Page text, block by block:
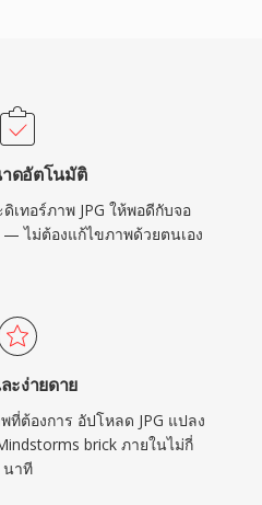
ดอัตโนมัติ
เทอร์ภาพ JPG ให้พอดีกับจอ
— ไม่ต้องแก้ไขภาพด้วยตนเอง
ะง่ายดาย
ต้องการ อัปโหลด JPG แปลง
brick ภายในไม่กี่
นาที